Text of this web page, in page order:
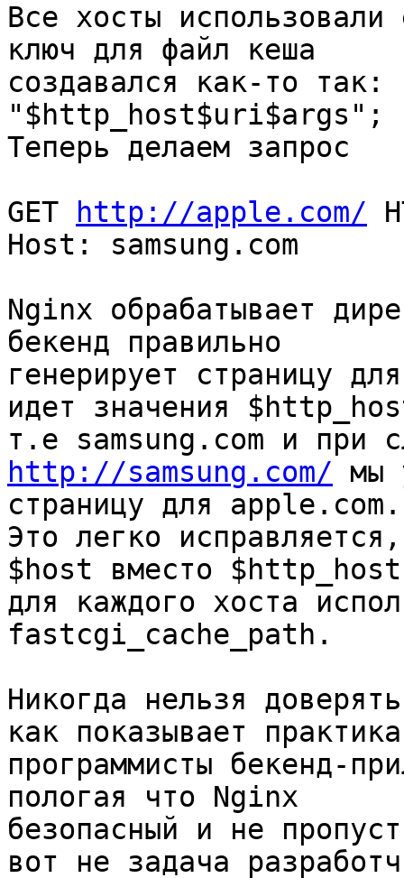
Все хосты
ключ для файл кеша
создавался как-то
"$http_host$uri$args";
Теперь делаем запрос
GET
http://apple.com/
Host: samsung.com
Nginx обрабатывает
бекенд правильно
генерирует страницу
идет значения
http://samsung.com/ мы
страницу для apple.com.
Это легко
$host вместо
для каждого хоста
fastcgi_cache_path.
Никогда нельзя
как показывает
программисты бекенд-
пологая что Nginx
безопасный и не
вот не задача